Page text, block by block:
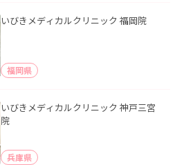
いびきメディカルクリニック 福岡院
福岡県
いびきメディカルクリニック 神戸三宮
院
兵庫県